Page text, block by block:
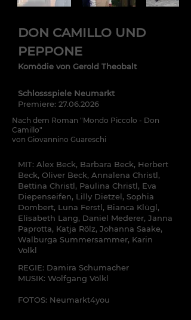
DON CAMILLO UND
PEPPONE
Komödie von Gerold Theobalt
Schlossspiele Neumarkt
Premiere: 27.06.2026
Nach dem Roman "Mondo Piccolo - Don
Camillo"
von Giovannino Guareschi
MIT: Alex Beck, Barbara Beck, Herbert
Beck, Oliver Beck, Annalena Christl,
Bettina Christl, Paulina Christl, Eva
Diepenseifen, Lilly Dietzel, Sophia
Dombert, Luna Ferstl, Bianca Klügl,
Elisabeth Lang, Daniel Mederer, Janna
Paprotta, Katja Rölz, Johanna Saake,
Walburga Summersammer, Karin
Völkl
REGIE: Damira Schumacher
MUSIK: Wolfgang Völkl
FOTOS: Neumarkt4you